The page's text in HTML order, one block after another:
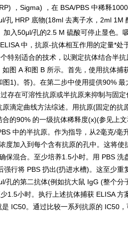
， Sigma) ，在 BSA/PBS 中稀释1000
孔 HRP 底物(18ml 去离子水， 2ml 1M
加入50μl/孔的2.5 M 硫酸可停止显色。
ELISA中，抗原-抗体相互作用的定量*处
特别适合的技术，以测定抗体结合半
如图 A和图 B 所示。首先，使用抗体捕
图1)。答)。在第二步中使用提供90% 最
存在可溶性抗原或半抗原来抑制与固
原滴定曲线方法综述。用抗原(固定的抗
合的90% 的一级抗体稀释度(x)(参见上文
中的半抗原。作为指导，从2毫克/毫
度加入到每个含有抗原的孔中。这将使
保混合。至少培养1.5小时。用 PBS 洗
强行将 PBS 扔出(扔进水槽)。这至少重
孔的第二抗体(例如抗大鼠 IgG (整个分
1.5小时。执行上述抗体捕获 ELISA方
是 IC50。通过比较一系列抗原的 IC50